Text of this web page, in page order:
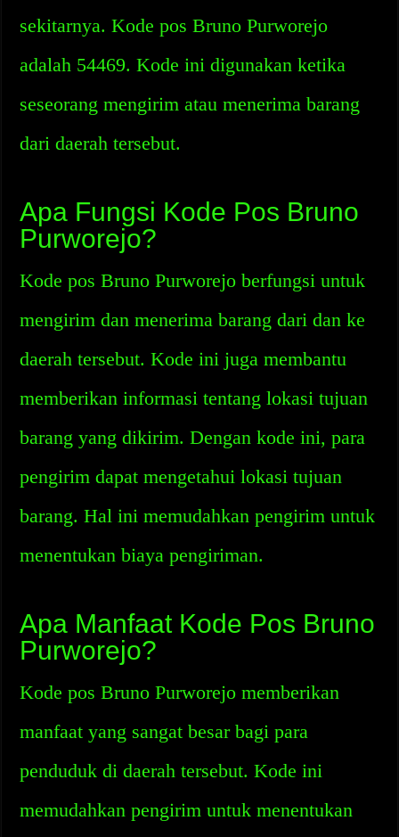
sekitarnya. Kode pos Bruno Purworejo
adalah 54469. Kode ini digunakan ketika
seseorang mengirim atau menerima barang
dari daerah tersebut.
Apa Fungsi Kode Pos Bruno
Purworejo?
Kode pos Bruno Purworejo berfungsi untuk
mengirim dan menerima barang dari dan ke
daerah tersebut. Kode ini juga membantu
memberikan informasi tentang lokasi tujuan
barang yang dikirim. Dengan kode ini, para
pengirim dapat mengetahui lokasi tujuan
barang. Hal ini memudahkan pengirim untuk
menentukan biaya pengiriman.
Apa Manfaat Kode Pos Bruno
Purworejo?
Kode pos Bruno Purworejo memberikan
manfaat yang sangat besar bagi para
penduduk di daerah tersebut. Kode ini
memudahkan pengirim untuk menentukan